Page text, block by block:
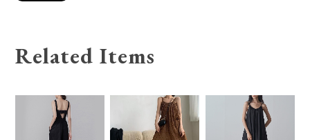
Related Items